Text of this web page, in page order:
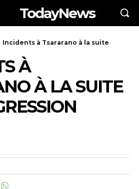
TodayNews
Incidents à Tsararano à la suite
À
À LA SUITE